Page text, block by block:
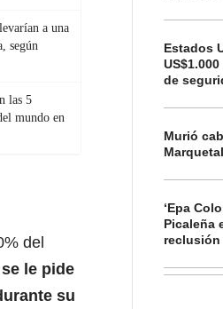
a una
según
las 5
mundo en
del
se le pide
su
Estados
de
Murió
‘Epa
Picaleña
reclusión